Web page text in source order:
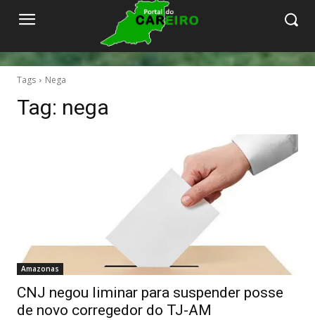
Tags Nega
Tag: nega
Amazonas
CNJ negou liminar para suspender posse
de novo corregedor do TJ-AM